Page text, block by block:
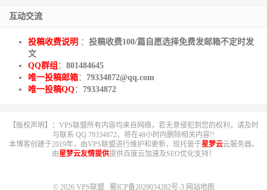
互动交流
投稿收费说明 ： 投稿收费100/篇自愿选择免费发邮箱不定时发
文
QQ群组 ： 801484645
唯一投稿邮箱： 79334872@qq.com
唯一投稿QQ： 79334872
【版权声明】：VPS联盟所有内容均来自网络，若无意侵犯到您的权利，请及时
与联系 QQ 79334872，将在48小时内删除相关内容!!
本博客创建于2019年，由VPS联盟进行维护和更新，现托管于星梦云云服务器。
由星梦云友情提供提供百度云加速及SEO优化支持！
© 2026 VPS联盟 蜀ICP备2020034282号-3 网站地图